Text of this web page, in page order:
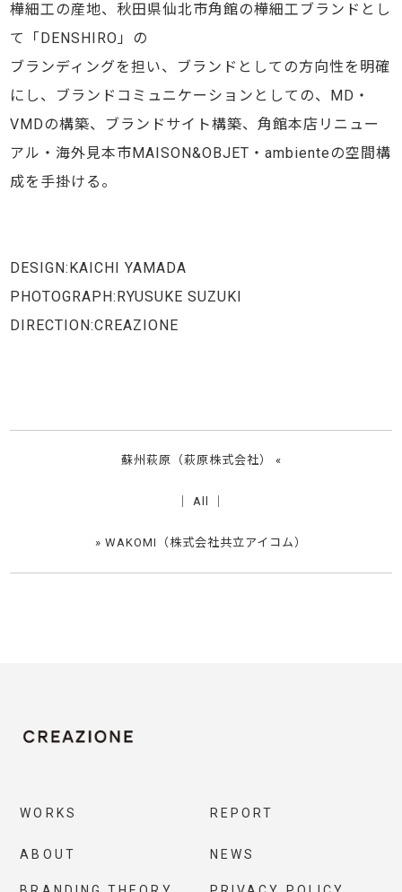
樺細工の産地、秋田県仙北市角館の樺細工ブランドとし
て「DENSHIRO」の
ブランディングを担い、ブランドとしての方向性を明確
にし、ブランドコミュニケーションとしての、MD・
VMDの構築、ブランドサイト構築、角館本店リニュー
アル・海外見本市MAISON&OBJET・ambienteの空間構
成を手掛ける。
DESIGN:KAICHI YAMADA
PHOTOGRAPH:RYUSUKE SUZUKI
DIRECTION:CREAZIONE
蘇州萩原（萩原株式会社） «
All
» WAKOMI（株式会社共立アイコム）
WORKS
ABOUT
REPORT
NEWS